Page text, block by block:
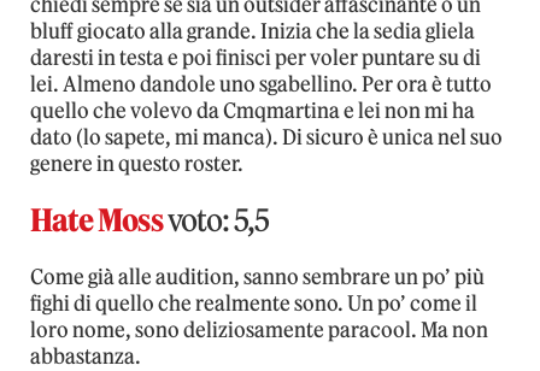
bluff giocato alla grande. Inizia che la sedia gliela
daresti in testa e poi finisci per voler puntare su di
lei. Almeno dandole uno sgabellino. Per ora è tutto
quello che volevo da Cmqmartina e lei non mi ha
dato (lo sapete, mi manca). Di sicuro è unica nel suo
genere in questo roster.
Hate Mossvoto: 5,5
Come già alle audition, sanno sembrare un po’ più
fighi di quello che realmente sono. Un po’ come il
loro nome, sono deliziosamente paracool. Ma non
abbastanza.